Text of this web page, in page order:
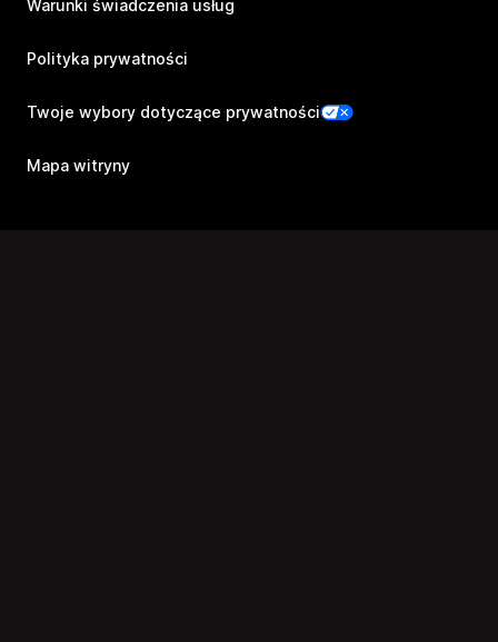
Warunki świadczenia usług
Polityka prywatności
Twoje wybory dotyczące prywatności
Mapa witryny